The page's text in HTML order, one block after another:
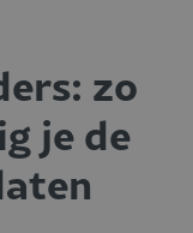
zo
je de